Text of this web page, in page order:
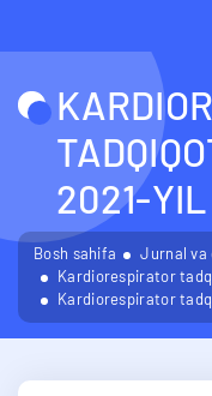
2021-YIL
Bosh sahifa
Jurnal va
Kardiorespirator
Kardiorespirator